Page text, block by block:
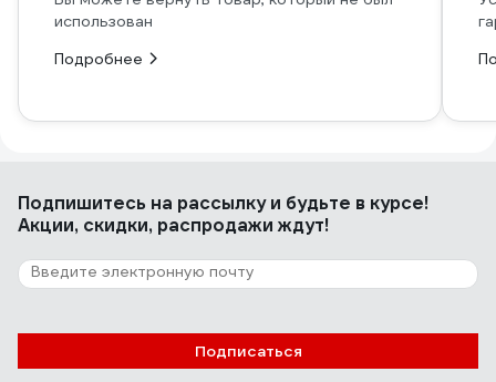
использован
Подробнее
Подпишитесь на рассылкуи будьте в курсе!
Акции, скидки, распродажи ждут!
Подписаться